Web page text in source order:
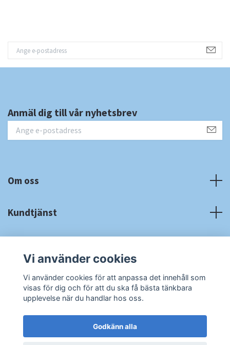
Anmäl dig till vår nyhetsbrev
Om oss
Kundtjänst
Sociala medier
Vi använder cookies
Vi använder cookies för att anpassa det innehåll som
visas för dig och för att du ska få bästa tänkbara
upplevelse när du handlar hos oss.
Godkänn alla